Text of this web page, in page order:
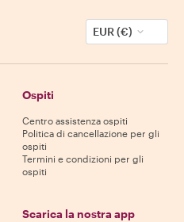
EUR (€)
Ospiti
Centro assistenza ospiti
Politica di cancellazione per gli
ospiti
Termini e condizioni per gli
ospiti
Scarica la nostra app